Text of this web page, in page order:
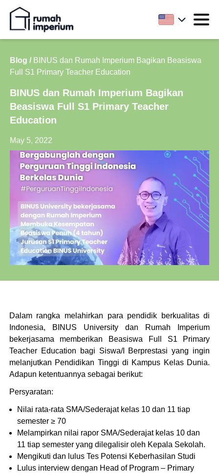
Blog / BINUS dan Rumah Imperium Bagikan Beasiswa
Full S1 Primary Teacher Education
BINUS dan Rumah Imperium Bagikan
Beasiswa Full S1 Primary Teacher
Education
May 5, 2022
Dalam rangka melahirkan para pendidik berkualitas di
Indonesia, BINUS University dan Rumah Imperium
bekerjasama memberikan Beasiswa Full S1 Primary
Teacher Education bagi Siswa/I Berprestasi yang ingin
melanjutkan Pendidikan Tinggi di Kampus Kelas Dunia.
Adapun ketentuannya sebagai berikut:
Persyaratan:
Nilai rata-rata SMA/Sederajat kelas 10 dan 11 tiap
semester ≥ 70
Melampirkan nilai rapor SMA/Sederajat kelas 10 dan
11 tiap semester yang dilegalisir oleh Kepala Sekolah.
Mengikuti dan lulus Tes Potensi Keberhasilan Studi
Lulus interview dengan Head of Program – Primary